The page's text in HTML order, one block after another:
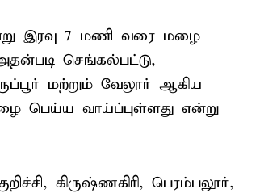
இரவு 7 மணி வரை மழை
செங்கல்பட்டு,
மற்றும் வேலூர் ஆகிய
பெய்ய வாய்ப்புள்ளது என்று
கிருஷ்ணகிரி, பெரம்பலூர்,